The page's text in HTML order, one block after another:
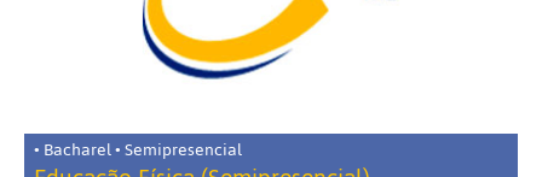
• Bacharel • Semipresencial